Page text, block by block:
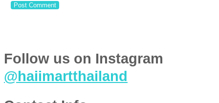
Follow us on Instagram
@haiimartthailand